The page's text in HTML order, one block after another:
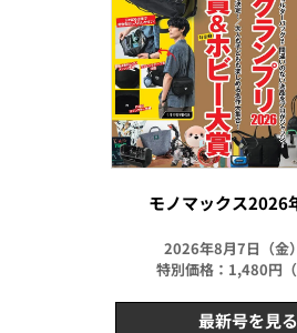
モノマックス2026
2026年8月7日（金
特別価格：1,480円（
最新号を見る